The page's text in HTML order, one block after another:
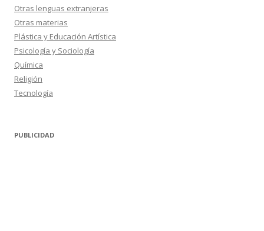
Otras lenguas extranjeras
Otras materias
Plástica y Educación Artística
Psicología y Sociología
Química
Religión
Tecnología
PUBLICIDAD